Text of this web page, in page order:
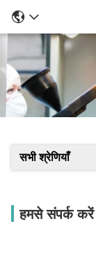
सभी श्रेणियाँ
हमसे संपर्क करें